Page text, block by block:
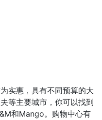
实惠，具有不同预算的大
等主要城市，你可以找到
和Mango。购物中心有